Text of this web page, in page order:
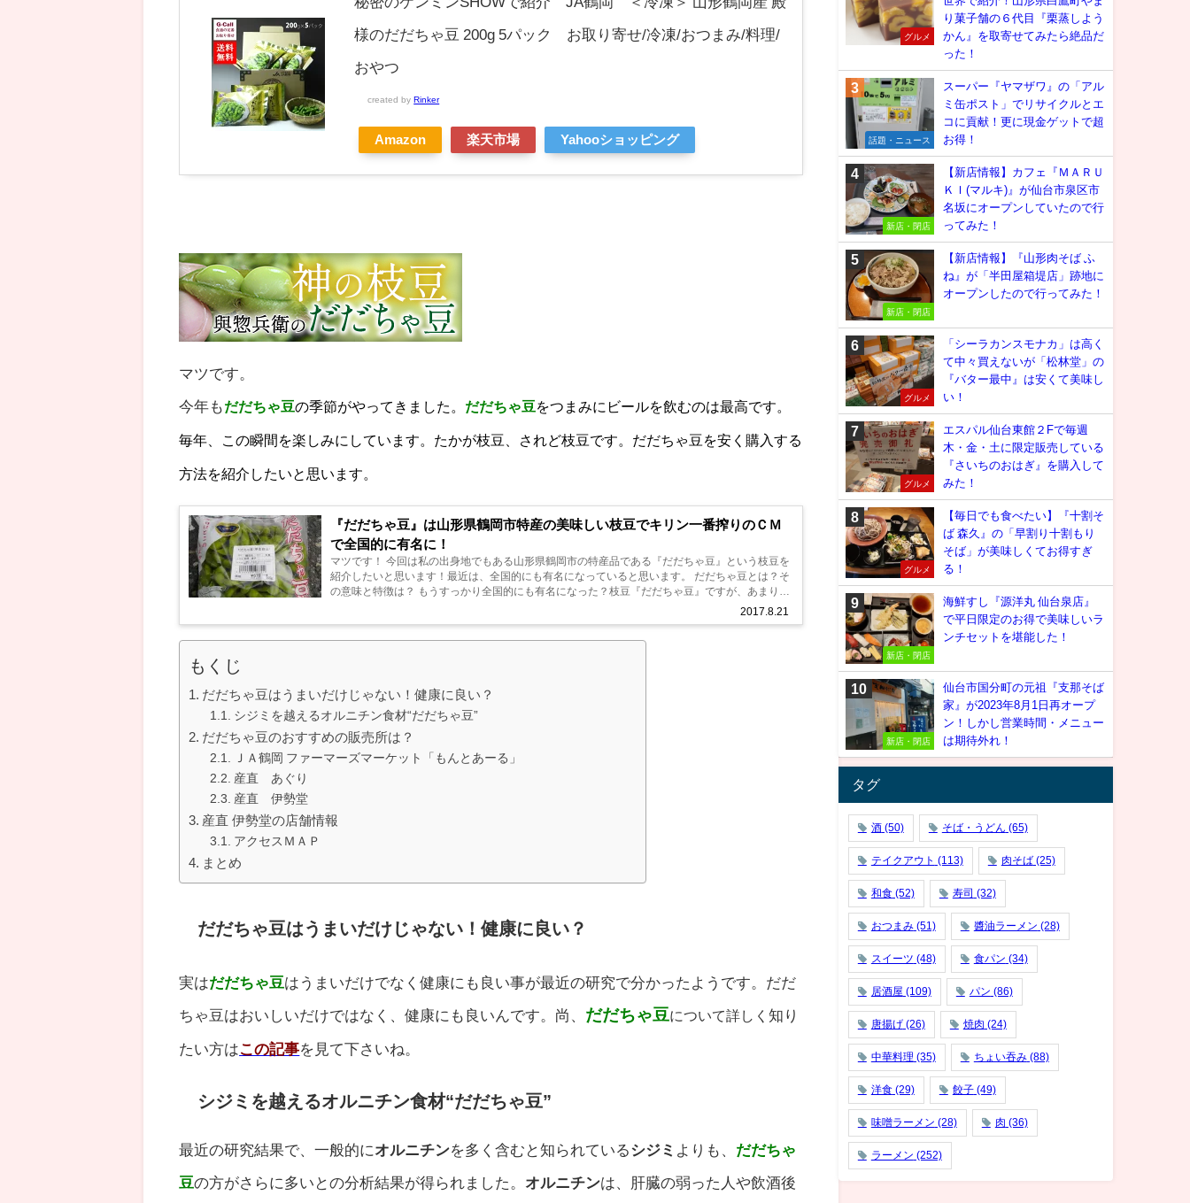
様のだだちゃ豆 200g 5パック お取り寄せ/冷凍/おつまみ/料理/
おやつ
created byRinker
Amazon 楽天市場 Yahooショッピング
マツです。
今年もだだちゃ豆の季節がやってきました。 だだちゃ豆をつまみに ビールを飲むのは最高です。
毎年、この瞬間を楽しみにしています。たかが枝豆、されど枝豆です。だだちゃ豆を安く購入する
方法を紹介したいと思います。
『だだちゃ豆』は山形県鶴岡市特産の美味しい枝豆でキリン一番搾りのＣＭ
で全国的に有名に！
2017.8.21
マツです！ 今回は私の出身地でもある山形県鶴岡市の特産品である『だだちゃ豆』という枝豆を
紹介したいと思います！最近は、全国的にも有名になっていると思います。 だだちゃ豆とは？そ
の意味と特徴は？ もうすっかり全国的にも有名になった？枝豆『だだちゃ豆』ですが、あまり知
もくじ
だだちゃ豆はうまいだけじゃない！健康に良い？
シジミを越えるオルニチン食材“だだちゃ豆”
だだちゃ豆のおすすめの販売所は？
ＪＡ鶴岡 ファーマーズマーケット「もんとあーる」
産直 あぐり
産直 伊勢堂
産直 伊勢堂の店舗情報
アクセスＭＡＰ
まとめ
だだちゃ豆はうまいだけじゃない！健康に良い？
実はだだちゃ豆はうまいだけでなく健康にも良い事が最近の研究で分かったようです。だだ
ちゃ豆はおいしいだけではなく、健康にも良いんです。尚、 だだちゃ豆について詳しく知り
たい方はこの記事を見て下さいね。
シジミを越えるオルニチン食材“だだちゃ豆”
最近の研究結果で、一般的にオルニチンを多く含むと知られているシジミ よりも、 だだちゃ
豆の方がさらに多いとの分析結果が得られました。 オルニチンは、肝臓の弱った人や飲酒後
グルメ
り菓子舗の６代目『栗蒸しよう
かん』を取寄せてみたら絶品だ
った！
話題・ニュース
スーパー『ヤマザワ』の「アル
ミ缶ポスト」でリサイクルとエ
コに貢献！更に現金ゲットで超
お得！
新店・閉店
【新店情報】カフェ『ＭＡＲＵ
ＫＩ(マルキ)』が仙台市泉区市
名坂にオープンしていたので行
ってみた！
新店・閉店
【新店情報】『山形肉そば ふ
ね』が「半田屋箱堤店」跡地に
オープンしたので行ってみた！
グルメ
「シーラカンスモナカ」は高く
て中々買えないが「松林堂」の
『バター最中』は安くて美味し
い！
グルメ
エスパル仙台東館２Fで毎週
木・金・土に限定販売している
『さいちのおはぎ』を購入して
みた！
グルメ
【毎日でも食べたい】『十割そ
ば 森久』の「早割り十割もり
そば」が美味しくてお得すぎ
る！
新店・閉店
海鮮すし『源洋丸 仙台泉店』
で平日限定のお得で美味しいラ
ンチセットを堪能した！
新店・閉店
仙台市国分町の元祖『支那そば
家』が2023年8月1日再オープ
ン！しかし営業時間・メニュー
は期待外れ！
タグ
酒 (50) そば・うどん (65)
テイクアウト (113) 肉そば (25)
和食(52) 寿司 (32)
おつまみ(51) 醬油ラーメン (28)
スイーツ (48) 食パン (34)
居酒屋 (109) パン (86)
唐揚げ (26) 焼肉 (24)
中華料理 (35) ちょい吞み(88)
洋食(29) 餃子(49)
味噌ラーメン (28) 肉 (36)
ラーメン (252)